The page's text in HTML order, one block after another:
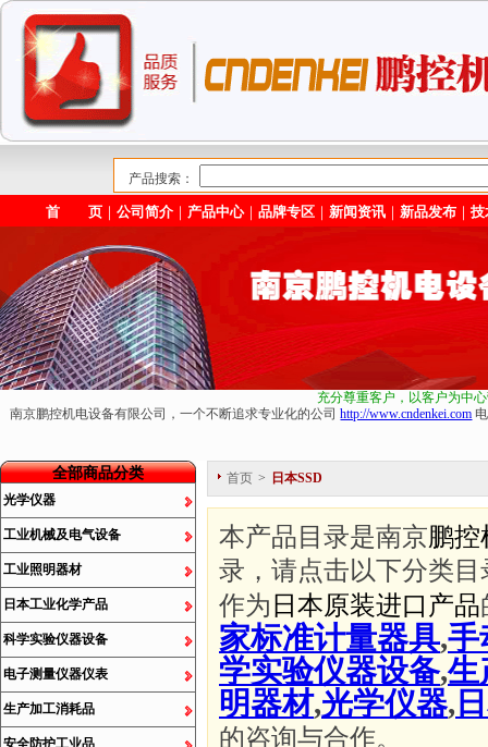
产品搜索：
首 页 ｜公司简介 ｜ 产品中心｜品牌专区 ｜新闻资讯 ｜新品发布 ｜技
充分尊重客户，以客户为中
南京鹏控机电设备有限公司，一个不断追求专业化的公司http://www.cndenkei.com
全部商品分类
光学仪器
工业机械及电气设备
工业照明器材
日本工业化学产品
科学实验仪器设备
电子测量仪器仪表
生产加工消耗品
安全防护工业品
首页 > 日本SSD
本产品目录是南京鹏
录，请点击以下分类
作为 日本原装进口产品
家标准计量器具,手
学实验仪器设备,生
明器材,光学仪器,
的咨询与合作。